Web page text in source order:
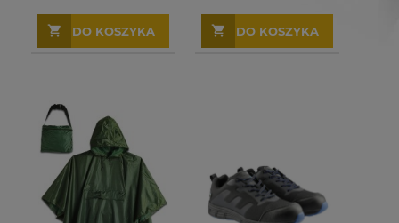
DO KOSZYKA DO KOSZYKA